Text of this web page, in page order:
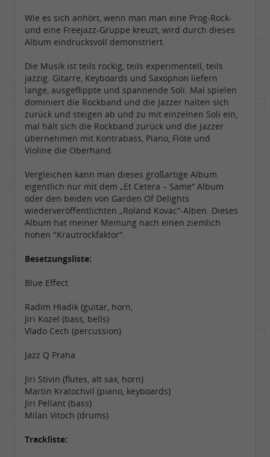
Wie es sich anhört, wenn man man eine Prog-Rock-
und eine Freejazz-Gruppe kreuzt, wird durch dieses
Album eindrucksvoll demonstriert.
Die Musik ist teils rockig, teils experimentell, teils
jazzig. Gitarre, Keyboards und Saxophon liefern
lange, ausgeflippte und spannende Soli. Mal spielen
dominiert die Rockband und die Jazzer halten sich
zurück und steigen ab und zu mit einzelnen Soli ein,
mal hält sich die Rockband zurück und die Jazzer
übernehmen mit Kontrabass, Piano, Flöte und
Violine die Oberhand.
Vergleichen kann man dieses großartige Album
eigentlich nur mit dem „Et Cetera – Same“ Album
oder den beiden von Garden Of Delights
wiederveröffentlichten „Roland Kovac“-Alben. Dieses
Album hat meiner Meinung nach einen ziemlich
hohen "Krautrockfaktor".
Besetzungsliste:
Blue Effect
Radim Hladik (guitar, horn,
Jiri Kozel (bass, bells)
Vlado Cech (percussion)
Jazz Q Praha
Jiri Stivin (flutes, alt sax, horn)
Martin Kratochvil (piano, keyboards)
Jiri Pellant (bass)
Milan Vitoch (drums)
Trackliste: